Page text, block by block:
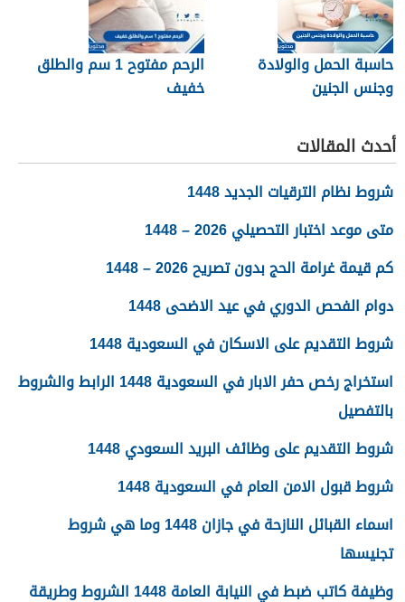
حاسبة الحمل والولادة
وجنس الجنين
الرحم مفتوح 1 سم والطلق
خفيف
أحدث المقالات
شروط نظام الترقيات الجديد 1448
متى موعد اختبار التحصيلي 2026 – 1448
كم قيمة غرامة الحج بدون تصريح 2026 – 1448
دوام الفحص الدوري في عيد الاضحى 1448
شروط التقديم على الاسكان في السعودية 1448
استخراج رخص حفر الابار في السعودية 1448 الرابط والشروط
بالتفصيل
شروط التقديم على وظائف البريد السعودي 1448
شروط قبول الامن العام في السعودية 1448
اسماء القبائل النازحة في جازان 1448 وما هي شروط
تجنيسها
وظيفة كاتب ضبط في النيابة العامة 1448 الشروط وطريقة